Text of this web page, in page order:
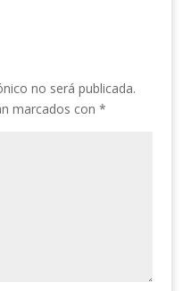
no será publicada.
marcados con *